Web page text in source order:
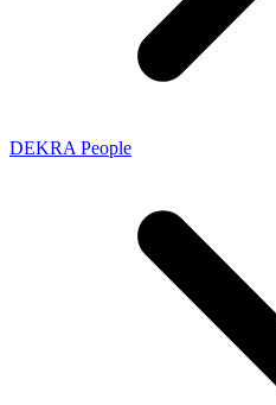
DEKRA People